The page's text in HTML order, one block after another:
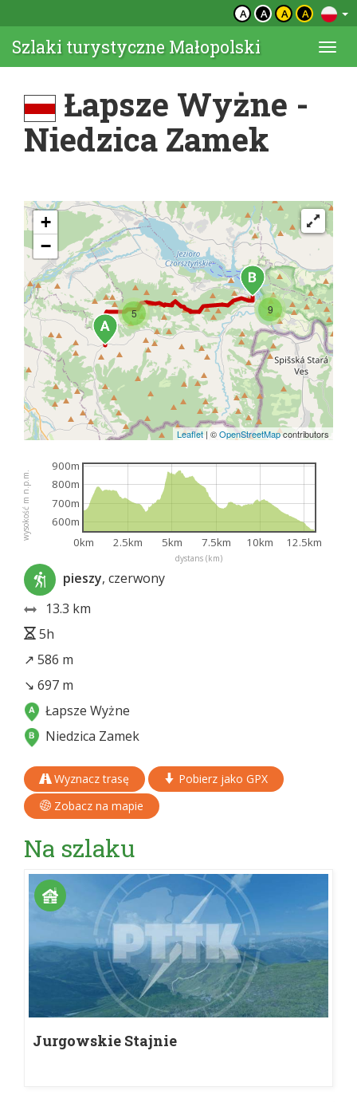
A A A A
Szlaki turystyczne Małopolski
Łapsze Wyżne -
Niedzica Zamek
9
5
+
−
Leaflet | ©OpenStreetMapcontributors
dystans (km)
wysokość m n.p.m.
0km 2.5km 5km 7.5km 10km 12.5km
600m
700m
800m
900m
pieszy, czerwony
13.3 km
5h
↗ 586 m
↘ 697 m
Łapsze Wyżne
Niedzica Zamek
Wyznacz trasę
Pobierz jako GPX
Zobacz na mapie
Na szlaku
Jurgowskie Stajnie